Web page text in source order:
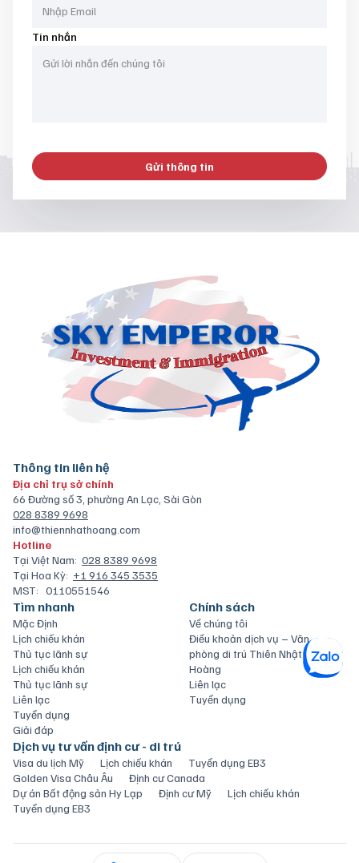
Tin nhắn
Gửi thông tin
Thông tin liên hệ
Địa chỉ trụ sở chính
66 Đường số 3, phường An Lạc, Sài Gòn
028 8389 9698
info@thiennhathoang.com
Hotline
Tại Việt Nam: 028 8389 9698
Tại Hoa Kỳ: +1 916 345 3535
MST: 0110551546
Tìm nhanh
Mặc Định
Lịch chiếu khán
Thủ tục lãnh sự
Lịch chiếu khán
Thủ tục lãnh sự
Liên lạc
Tuyển dụng
Giải đáp
Chính sách
Về chúng tôi
Điều khoản dịch vụ – Văn
phòng di trú Thiên Nhật
Hoàng
Liên lạc
Tuyển dụng
Dịch vụ tư vấn định cư - di trú
Visa du lịch Mỹ Lịch chiếu khán
Tuyển dụng EB3
Golden Visa Châu Âu
Định cư Canada
Dự án Bất động sản Hy Lạp
Định cư Mỹ
Lịch chiếu khán
Tuyển dụng EB3